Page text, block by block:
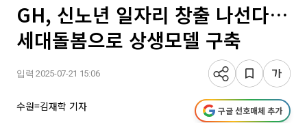
GH, 신노년 일자리 창출 나선다…
세대돌봄으로 상생모델 구축
입력 2025-07-21 15:06
수원=김재학 기자 구글 선호매체 추가